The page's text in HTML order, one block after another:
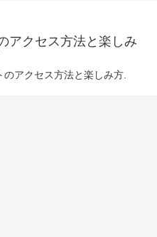
アクセス方法と楽しみ
アクセス方法と楽しみ方.